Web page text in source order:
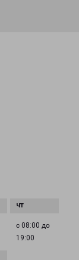
с 08:00 до
19:00